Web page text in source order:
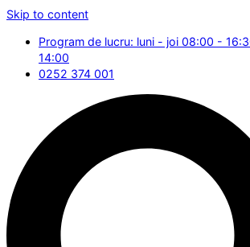
Skip to content
Program de lucru: luni - joi 08:00 -
14:00
0252 374 001